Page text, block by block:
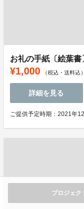
プロジェク
お礼の手紙〔絵葉書
¥1,000 （税込・送料込）
詳細を見る
ご提供予定時期：2021年